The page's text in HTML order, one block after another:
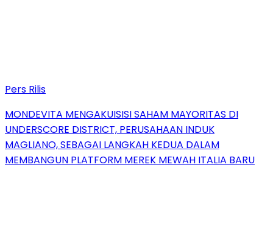
Pers Rilis
MONDEVITA MENGAKUISISI SAHAM MAYORITAS DI
UNDERSCORE DISTRICT, PERUSAHAAN INDUK
MAGLIANO, SEBAGAI LANGKAH KEDUA DALAM
MEMBANGUN PLATFORM MEREK MEWAH ITALIA BARU